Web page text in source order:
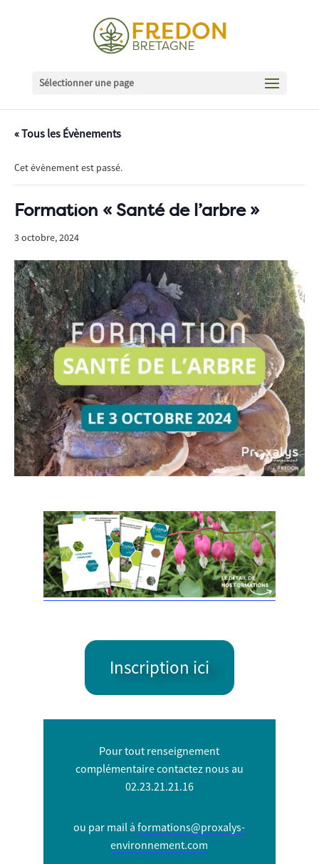
Sélectionner une page
« Tous les Évènements
Cet évènement est passé.
Formation « Santé de l’arbre »
3 octobre, 2024
Inscription ici
Pour tout renseignement
complémentaire contactez nous au
02.23.21.21.16
ou par mail àformations@proxalys-
environnement.com